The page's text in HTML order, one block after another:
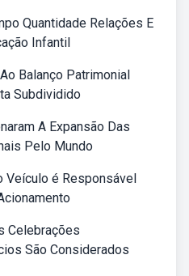
Quantidade Relações E
Infantil
Balanço Patrimonial
Subdividido
A Expansão Das
Pelo Mundo
Veículo é Responsável
Celebrações
São Considerados